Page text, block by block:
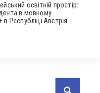
освітній простір:
в мовному
в Республіці Австрія